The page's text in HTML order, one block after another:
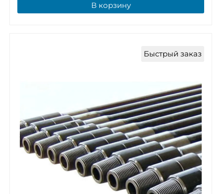
В корзину
Быстрый заказ